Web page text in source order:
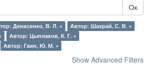
Ок
Денисенко, В. Л. ×
Автор: Шахрай, С. В. ×
Автор: Цыплаков, К. Г. ×
Автор: Гаин, Ю. М. ×
Show Advanced Filters